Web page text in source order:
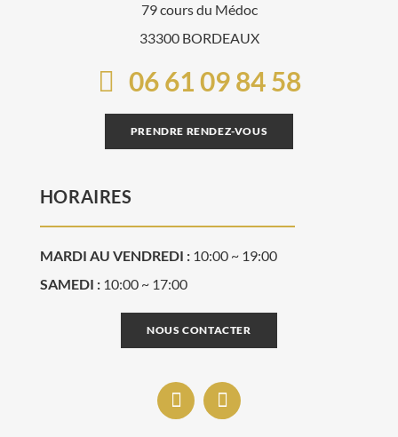
79 cours du Médoc
33300 BORDEAUX
06 61 09 84 58
PRENDRE RENDEZ-VOUS
HORAIRES
MARDI AU VENDREDI : 10:00 ~ 19:00
SAMEDI : 10:00 ~ 17:00
NOUS CONTACTER